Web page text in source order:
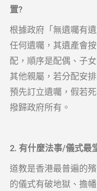
置?
根據政府「無遺囑有
任何遺囑，其遺產會
配，順序是配偶、子
其他親屬，若分配安
預先訂立遺囑，假若
撥歸政府所有。
2. 有什麼法事/儀式最
道教是香港最普遍的
的儀式有破地獄、擔